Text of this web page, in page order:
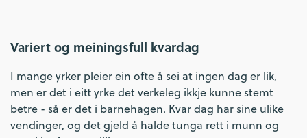
Variert og meiningsfull kvardag
I mange yrker pleier ein ofte å sei at ingen dag er lik,
men er det i eitt yrke det verkeleg ikkje kunne stemt
betre - så er det i barnehagen. Kvar dag har sine ulike
vendinger, og det gjeld å halde tunga rett i munn og